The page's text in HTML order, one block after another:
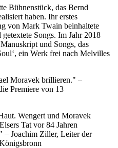
Bühnenstück, das Bernd
haben. Ihr erstes
von Mark Twain beinhaltete
Songs. Im Jahr 2018
und Songs, das
ein Werk frei nach Melvilles
Moravek brillieren." –
Premiere von 13
Wengert und Moravek
Tat vor 84 Jahren
– Joachim Ziller, Leiter der